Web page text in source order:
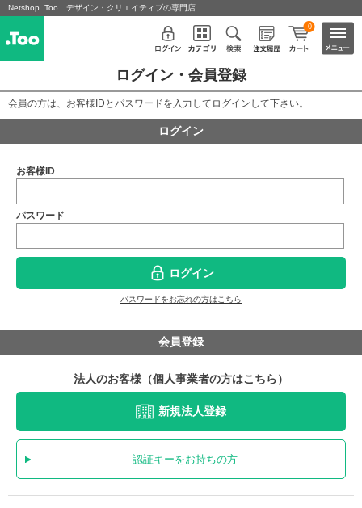
Netshop .Too デザイン・クリエイティブの専門店
0
ログイン・会員登録
会員の方は、お客様IDとパスワードを入力してログインして下さい。
ログイン
お客様ID
パスワード
ログイン
パスワードをお忘れの方はこちら
会員登録
法人のお客様（個人事業者の方はこちら）
新規法人登録
認証キーをお持ちの方